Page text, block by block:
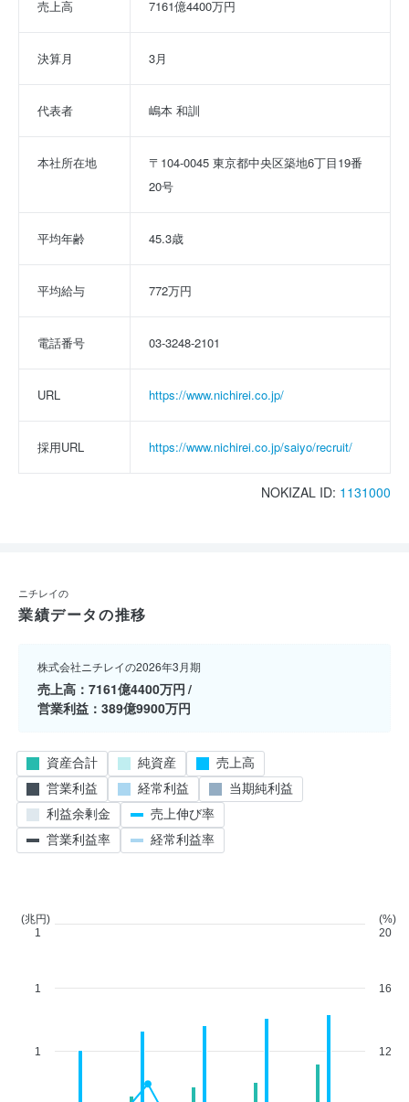
売上高 7161億4400万円
決算月 3月
代表者 嶋本 和訓
本社所在地
〒104-0045 東京都中央区築地6丁目19番
20号
平均年齢 45.3歳
平均給与 772万円
電話番号 03-3248-2101
URL https://www.nichirei.co.jp/
採用URL https://www.nichirei.co.jp/saiyo/recruit/
NOKIZAL ID: 1131000
ニチレイの
業績データの推移
株式会社ニチレイの2026年3月期
売上高
7161億4400万円
営業利益
389億9900万円
1
1
(兆円)
1
12
16
(%)
20
資産合計 純資産
売上高
営業利益
経常利益
当期純利益
利益余剰金
売上伸び率
営業利益率
経常利益率